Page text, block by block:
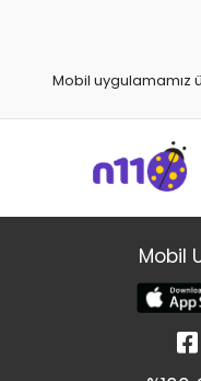
Mobil uygulamamız
Mobil